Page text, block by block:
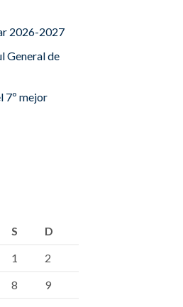
2026-2027
General de
7º mejor
S
D
1
2
8
9